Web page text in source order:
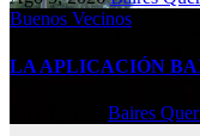
Buenos Vecinos
LA APLICACIÓN
Baires